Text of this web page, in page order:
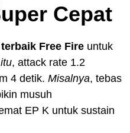
Cepat
Free Fire untuk
, attack rate 1.2
4 detik. Misalnya, tebas
musuh
EP K untuk sustain